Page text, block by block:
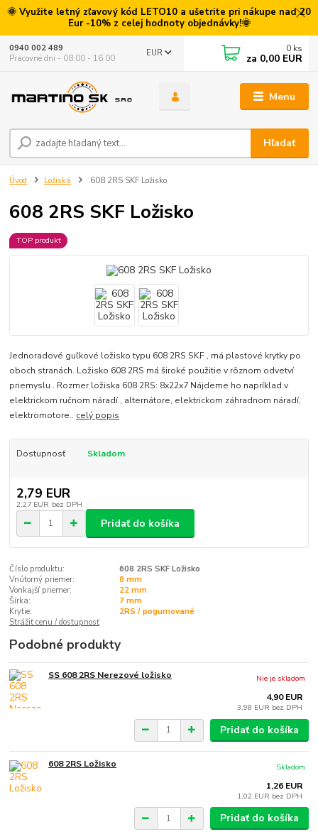
🌞 Využite letný zľavový kód LETO10 a ušetrite pri nákupe nad 20
Eur -10% z celej hodnoty objednávky!🌞
Menu
EUR
Hľadať
0940 002 489
Pracovné dni - 08:00 - 16:00
0 ks
za 0,00 EUR
Úvod Ložiská 608 2RS SKF Ložisko
608 2RS SKF Ložisko
TOP produkt
Jednoradové guľkové ložisko typu 608 2RS SKF , má plastové krytky po
oboch stranách. Ložisko 608 2RS má široké použitie v rôznom odvetví
priemyslu . Rozmer ložiska 608 2RS: 8x22x7 Nájdeme ho napríklad v
elektrickom ručnom náradí , alternátore, elektrickom záhradnom náradí,
elektromotore.. celý popis
Dostupnosť Skladom
2,79 EUR
2,27 EUR bez DPH
Pridať do košíka
Číslo produktu:
608 2RS SKF Ložisko
Vnútorný priemer:
8 mm
Vonkajší priemer:
22 mm
Šírka:
7 mm
Krytie:
2RS / pogumované
Strážiť cenu / dostupnosť
Podobné produkty
SS 608 2RS Nerezové ložisko
4,90 EUR
3,98 EUR bez DPH
Nie je skladom
Pridať do košíka
608 2RS Ložisko
1,26 EUR
1,02 EUR bez DPH
Skladom
Pridať do košíka